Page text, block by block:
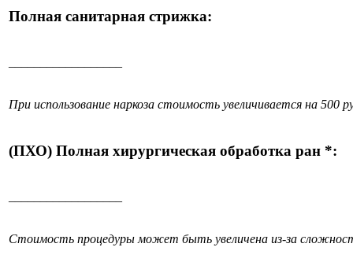
Полная санитарная стрижка:
При использование наркоза стоимость увеличивается на 500
(ПХО) Полная хирургическая обработка ран *:
Стоимость процедуры может быть увеличена из-за